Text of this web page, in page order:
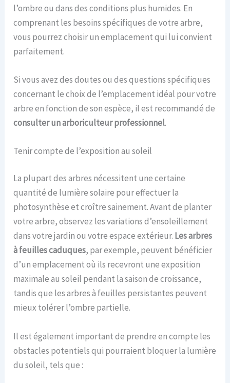
l’ombre ou dans des conditions plus humides. En
comprenant les besoins spécifiques de votre arbre,
vous pourrez choisir un emplacement qui lui convient
parfaitement.
Si vous avez des doutes ou des questions spécifiques
concernant le choix de l’emplacement idéal pour votre
arbre en fonction de son espèce, il est recommandé de
consulter un arboriculteur professionnel.
Tenir compte de l’exposition au soleil
La plupart des arbres nécessitent une certaine
quantité de lumière solaire pour effectuer la
photosynthèse et croître sainement. Avant de planter
votre arbre, observez les variations d’ensoleillement
dans votre jardin ou votre espace extérieur. Les arbres
à feuilles caduques, par exemple, peuvent bénéficier
d’un emplacement où ils recevront une exposition
maximale au soleil pendant la saison de croissance,
tandis que les arbres à feuilles persistantes peuvent
mieux tolérer l’ombre partielle.
Il est également important de prendre en compte les
obstacles potentiels qui pourraient bloquer la lumière
du soleil, tels que :